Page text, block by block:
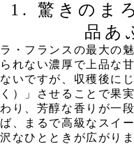
​1. 驚きのま
品あ
ラ・フランスの最大の
られない濃厚で上品な
ないですが、収穫後に
く）」させることで果
わり、芳醇な香りが一
ば、まるで高級なスイ
沢なひとときが広がりま